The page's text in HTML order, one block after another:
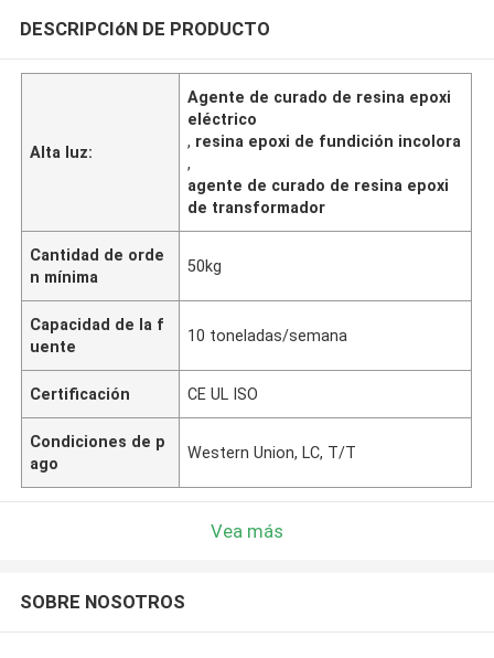
DESCRIPCIóN DE PRODUCTO
Alta luz:
Agente de curado de resina epoxi
eléctrico
, resina epoxi de fundición incolora
,
agente de curado de resina epoxi
de transformador
Cantidad de orde
n mínima
50kg
Capacidad de la f
uente
10 toneladas/semana
Certificación CE UL ISO
Condiciones de p
ago
Western Union, LC, T/T
Vea más
SOBRE NOSOTROS